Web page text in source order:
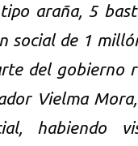
araña, 5
social de 1
del gobierno
Vielma
habiendo